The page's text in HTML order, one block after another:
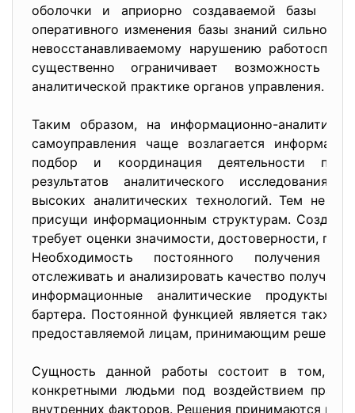
оболочки и априорно создаваемой базы
оперативного изменения базы знаний сильно
невосстанавливаемому нарушению
существенно ограничивает возможность
аналитической практике органов управления.
Таким образом, на информационно-
самоуправления чаще возлагается
подбор и координация деятельности
результатов аналитического исследования,
высоких аналитических технологий. Тем не
присущи информационным структурам.
требует оценки значимости, достоверности,
Необходимость постоянного получения
отслеживать и анализировать качество
информационные аналитические продукты
бартера. Постоянной функцией является также
предоставляемой лицам, принимающим
Сущность данной работы состоит в том,
конкретными людьми под воздействием
внутренних факторов. Решения принимаются не